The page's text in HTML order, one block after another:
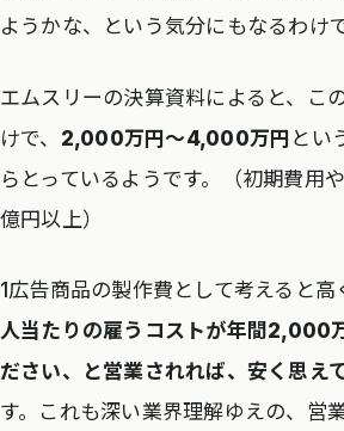
ようかな、という気分にもなるわけで
エムスリーの決算資料によると、こ
けで、 2,000万円～4,000万円 とい
らとっているようです。（初期費用
億円以上）
1広告商品の製作費として考えると高
人当たりの雇うコストが年間2,000
ださい、と営業されれば、安く思え
す。これも深い業界理解ゆえの、営